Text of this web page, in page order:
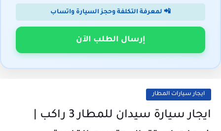
📲 لمعرفة التكلفة وحجز السيارة واتساب
إرسال الطلب الآن
ايجار سيارات المطار
ايجار سيارة سيدان للمطار 3 راكب |